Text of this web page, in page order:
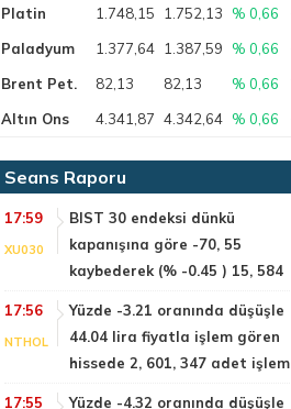
Platin
1.748,15 1.752,13
% 0,66
Paladyum
1.377,64 1.387,59
% 0,66
Brent Pet.
82,13 82,13
% 0,66
Altın Ons
4.341,87 4.342,64 % 0,66
Seans Raporu
17:59
XU030
BIST 30 endeksi dünkü
kapanışına göre -70, 55
kaybederek (% -0.45 ) 15, 584
17:56
NTHOL
Yüzde -3.21 oranında düşüşle
44.04 lira fiyatla işlem gören
hissede 2, 601, 347 adet işlem
17:55
Yüzde -4.32 oranında düşüşle